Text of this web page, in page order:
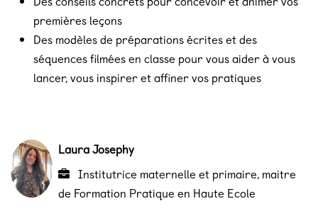
premières leçons
Des modèles de préparations écrites et des
séquences filmées en classe pour vous aider à vous
lancer, vous inspirer et affiner vos pratiques
Laura Josephy
Institutrice maternelle et primaire, maitre
de Formation Pratique en Haute Ecole